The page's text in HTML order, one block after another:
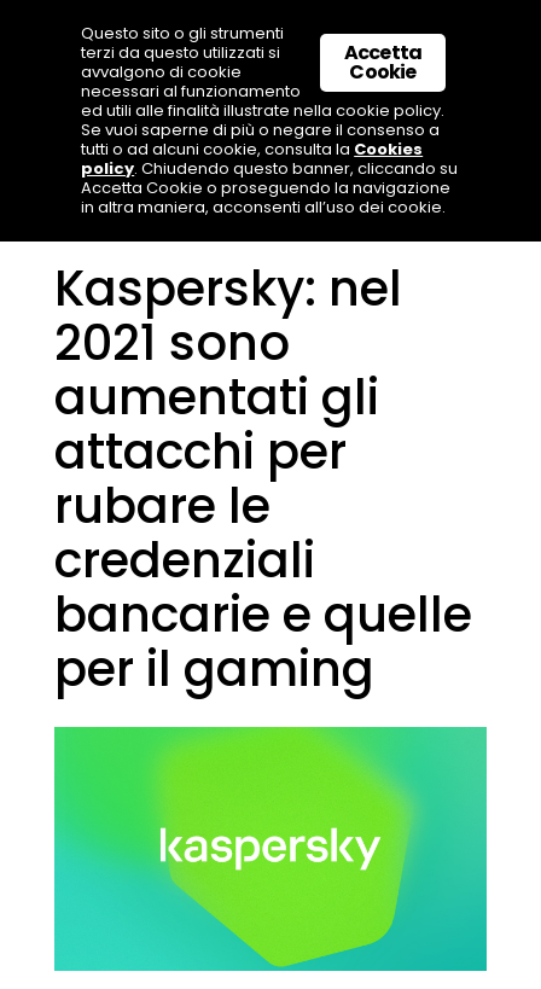
Kaspersky: nel
2021 sono
aumentati gli
attacchi per
rubare le
credenziali
bancarie e quelle
per il gaming
Accetta
Cookie
Questo sito o gli strumenti
terzi da questo utilizzati si
avvalgono di cookie
necessari al funzionamento
ed utili alle finalità illustrate nella cookie policy.
Se vuoi saperne di più o negare il consenso a
tutti o ad alcuni cookie, consulta la Cookies
policy. Chiudendo questo banner, cliccando su
Accetta Cookie o proseguendo la navigazione
in altra maniera, acconsenti all’uso dei cookie.